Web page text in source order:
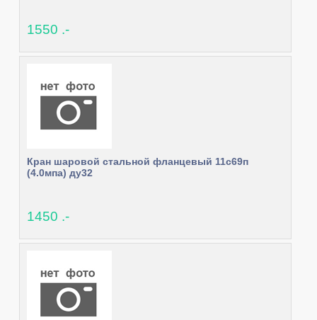
1550 .-
Кран шаровой стальной фланцевый 11с69п
(4.0мпа) ду32
1450 .-